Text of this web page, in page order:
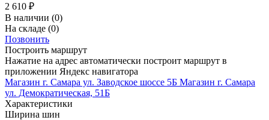
2 610 ₽
В наличии (0)
На складе (0)
Позвонить
Построить маршрут
Нажатие на адрес автоматически построит маршрут в
приложении Яндекс навигатора
Магазин г. Самара ул. Заводское шоссе 5Б Магазин г. Самара
ул. Демократическая, 51Б
Характеристики
Ширина шин